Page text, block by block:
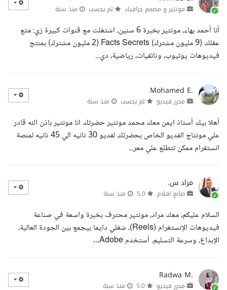
مونتير و مصمم جرافيك لم يحسب منذ سنة
أنا أحمد بهاء، مونتير بخبرة 6 سنين، اشتغلت مع قنوات كبيرة زي: متع
عقلك (9 مليون مشترك) Facts Secrets (2 مليون مشترك) بمنتج
فيديوهات يوتيوب، وثائقيات، رياضية، دي...
Mohamed E.
محرر فيديو لم يحسب منذ سنة
أهلا بيك أستاذ ايمن معك محمد مونتير حضرتك انا مونتير باذن الله قادر
علي مونتاج الفديو الخاص بحضرتك لفديو 30 ثانيه الي 45 ثانيه لمنصة
انستقرام ممكن تتطلع علي معر...
مراد س.
صانع افلام منذ سنة
السلام عليكم، معك مراد، مونتير محترف بخبرة واسعة في صناعة
فيديوهات الإنستغرام (Reels)، شغلي دايما بيجمع بين الجودة العالية،
الإبداع، وسرعة التسليم. أستخدم Adobe...
Radwa M.
محرر فيديو منذ سنة